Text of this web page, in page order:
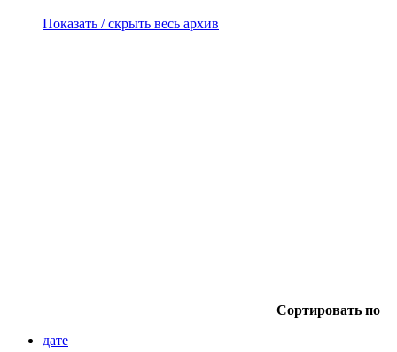
Показать / скрыть весь архив
Сортировать по
дате